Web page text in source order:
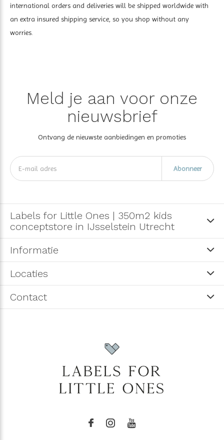
international orders and deliveries will be shipped worldwide with
an extra insured shipping service, so you shop without any
worries.
Meld je aan voor onze
nieuwsbrief
Ontvang de nieuwste aanbiedingen en promoties
Abonneer
Labels for Little Ones | 350m2 kids
conceptstore in IJsselstein Utrecht
Informatie
Locaties
Contact